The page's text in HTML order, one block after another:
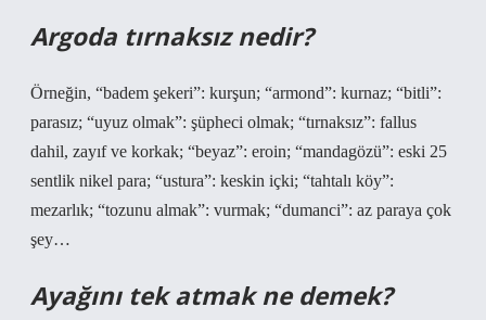
Argoda tırnaksız nedir?
Örneğin, “badem şekeri”: kurşun; “armond”: kurnaz; “bitli”:
parasız; “uyuz olmak”: şüpheci olmak; “tırnaksız”: fallus
dahil, zayıf ve korkak; “beyaz”: eroin; “mandagözü”: eski 25
sentlik nikel para; “ustura”: keskin içki; “tahtalı köy”:
mezarlık; “tozunu almak”: vurmak; “dumanci”: az paraya çok
şey…
Ayağını tek atmak ne demek?